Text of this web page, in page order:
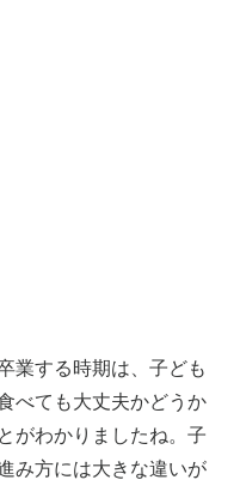
業する時期は、子ども
べても大丈夫かどうか
がわかりましたね。子
み方には大きな違いが